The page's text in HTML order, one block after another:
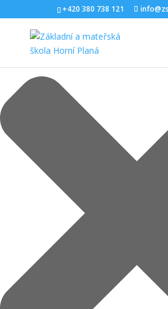
Spravovat Souhlas s cookies
+420 380 738 121